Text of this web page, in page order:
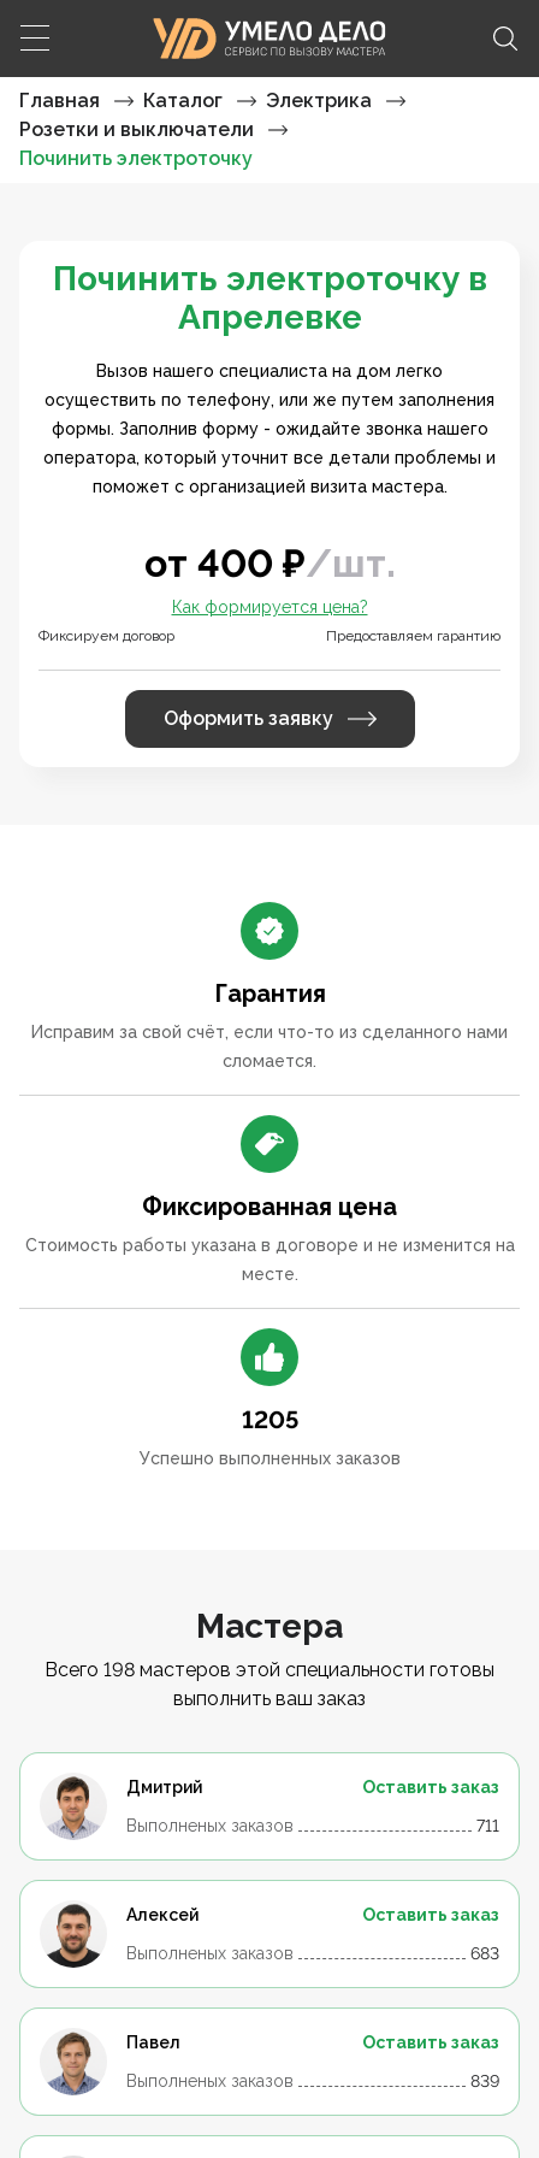
Главная Каталог
Электрика
Розетки и выключатели
Починить электроточку
Починить электроточку в
Апрелевке
Вызов нашего специалиста на дом легко
осуществить по телефону, или же путем заполнения
формы. Заполнив форму - ожидайте звонка нашего
оператора, который уточнит все детали проблемы и
поможет с организацией визита мастера.
от 400 ₽/шт.
Фиксируем договор
Как формируется цена?
Предоставляем гарантию
Оформить заявку
Гарантия
Исправим за свой счёт, если что-то из сделанного нами
сломается.
Фиксированная цена
Стоимость работы указана в договоре и не изменится на
месте.
1205
Успешно выполненных заказов
Мастера
Всего 198 мастеров этой специальности готовы
выполнить ваш заказ
Дмитрий
Оставить заказ
Выполненых заказов
711
Алексей
Оставить заказ
Выполненых заказов
683
Павел
Оставить заказ
Выполненых заказов
839